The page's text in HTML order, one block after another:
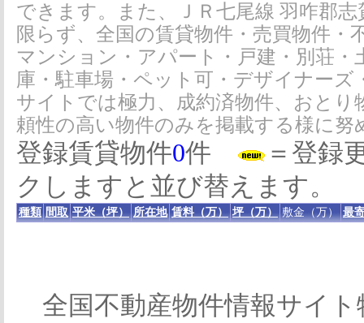
できます。また、ＪＲ七尾線 羽咋郡
限らず、全国の賃貸物件・売買物件・
マンション・アパート・戸建・別荘
庫・駐車場・ペット可・デザイナー
サイトでは極力、成約済物件、おと
頼性の高い物件のみを掲載する様に努
登録賃貸物件0件
＝登録
クしますと並び替えます。
種類 間取 平米（坪） 所在地 賃料（万） 坪（万） 敷金（万） 最
全国不動産物件情報サイト